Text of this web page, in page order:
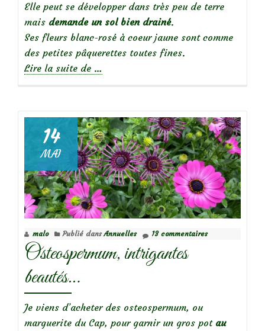
Elle peut se développer dans très peu de terre
mais demande un sol bien drainé.
Ses fleurs blanc-rosé à coeur jaune sont comme
des petites pâquerettes toutes fines.
Lire la suite de à
sol
:
les
erigerons,
une
très
longue
floraison!
…
14
MAI
malo Publié dansAnnuelles 13 commentaires
Osteospermum, intrigantes
beautés…
Je viens d’acheter des osteospermum, ou
marguerite du Cap, pour garnir un gros pot au